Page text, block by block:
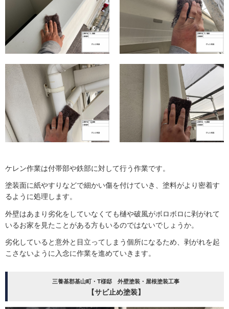
ケレン作業は付帯部や鉄部に対して行う作業です。
塗装面に紙やすりなどで細かい傷を付けていき、塗料がより密着す
るように処理します。
外壁はあまり劣化をしていなくても樋や破風がボロボロに剥がれて
いるお家を見たことがある方もいるのではないでしょうか。
劣化していると意外と目立ってしまう個所になるため、剥がれを起
こさないように入念に作業を進めていきます。
三養基郡基山町・T様邸 外壁塗装・屋根塗装工事
【サビ止め塗装】